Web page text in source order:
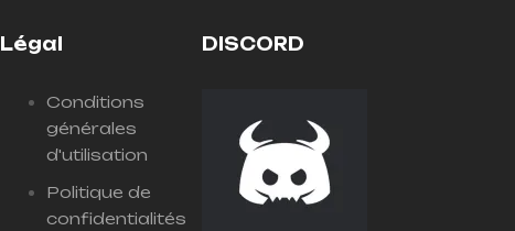
Légal
Conditions
générales
d'utilisation
Politique de
confidentialités
DISCORD